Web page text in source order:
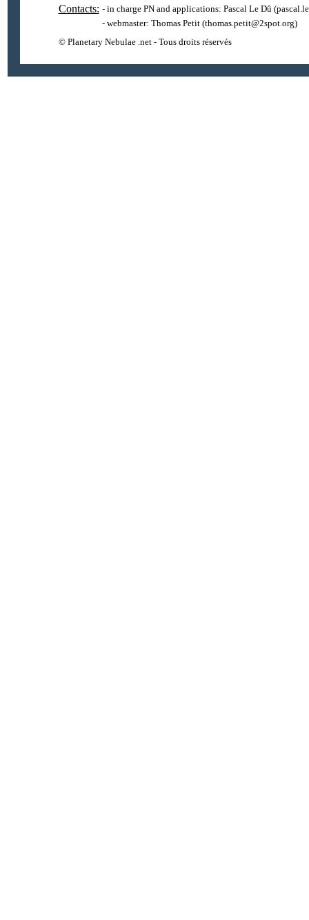
Contacts: - in charge PN and applications: Pascal Le Dû
- webmaster: Thomas Petit(thomas.petit@2spot.org)
© Planetary Nebulae .net - Tous droits réservés